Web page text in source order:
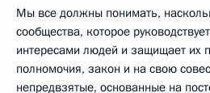
Мы все должны понимать,
сообщества, которое
интересами людей и защищает их
полномочия, закон и на свою
непредвзятые, основанные на